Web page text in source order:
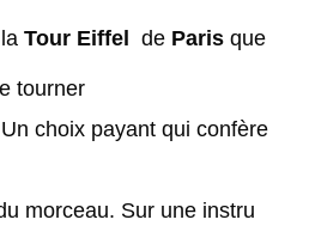
Tour Eiffel de Paris que
tourner
choix payant qui confère
morceau. Sur une instru